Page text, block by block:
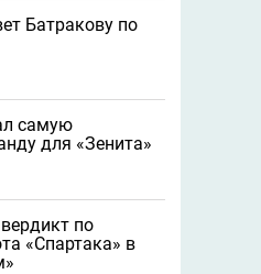
Батракову по
самую
для «Зенита»
по
«Спартака» в